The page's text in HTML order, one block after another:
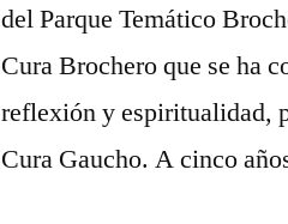
del Parque Temático
Cura Brochero que se ha
reflexión y espiritualidad,
Cura Gaucho. A cinco